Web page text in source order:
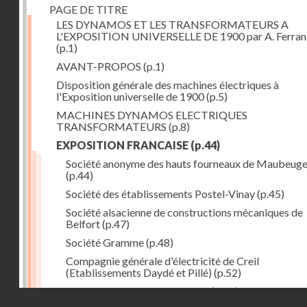
PAGE DE TITRE
LES DYNAMOS ET LES TRANSFORMATEURS A
L'EXPOSITION UNIVERSELLE DE 1900 par A.
(p.1)
AVANT-PROPOS (p.1)
Disposition générale des machines électriques à
l'Exposition universelle de 1900(p.5)
MACHINES DYNAMOS ELECTRIQUES
TRANSFORMATEURS (p.8)
EXPOSITION FRANCAISE (p.44)
Société anonyme des hauts fourneaux de Maubeuge
(p.44)
Société des établissements Postel-Vinay(p.45)
Société alsacienne de constructions mécaniques de
Belfort(p.47)
Société Gramme(p.48)
Compagnie générale d'électricité de Creil
(Etablissements Daydé et Pillé) (p.52)
Compagnie générale de Nancy(p.52)